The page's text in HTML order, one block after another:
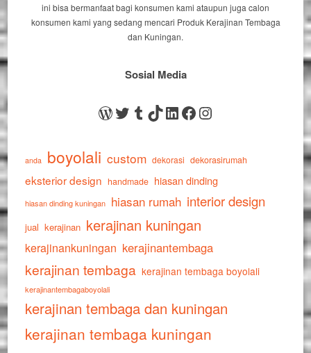
ini bisa bermanfaat bagi konsumen kami ataupun juga calon
konsumen kami yang sedang mencari Produk Kerajinan Tembaga
dan Kuningan.
Sosial Media
WordPress
Twitter
Tumblr
TikTok
LinkedIn
Facebook
Instagram
anda boyolali custom dekorasi dekorasirumah
eksterior design handmade hiasan dinding
hiasan dinding kuningan hiasan rumah interior design
jual kerajinan kerajinan kuningan
kerajinankuningan kerajinantembaga
kerajinan tembaga kerajinan tembaga boyolali
kerajinantembagaboyolali
kerajinan tembaga dan kuningan
kerajinan tembaga kuningan